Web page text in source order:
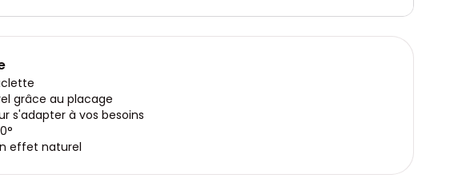
grâce au placage
s'adapter à vos besoins
effet naturel